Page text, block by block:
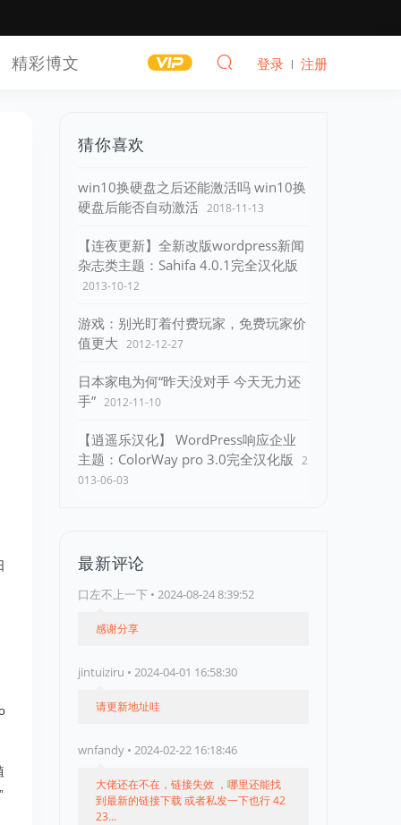
精彩博文 登录 注册
猜你喜欢
win10换硬盘之后还能激活吗 win10换
硬盘后能否自动激活 2018-11-13
【连夜更新】全新改版wordpress新闻
杂志类主题：Sahifa 4.0.1完全汉化版
2013-10-12
游戏：别光盯着付费玩家，免费玩家价
值更大 2012-12-27
日本家电为何“昨天没对手 今天无力还
手” 2012-11-10
【逍遥乐汉化】 WordPress响应企业
主题：ColorWay pro 3.0完全汉化版 2
013-06-03
最新评论
口左不上一下 • 2024-08-24 8:39:52
感谢分享
jintuiziru • 2024-04-01 16:58:30
请更新地址哇
wnfandy • 2024-02-22 16:18:46
大佬还在不在，链接失效 ，哪里还能找
到最新的链接下载 或者私发一下也行 42
23...